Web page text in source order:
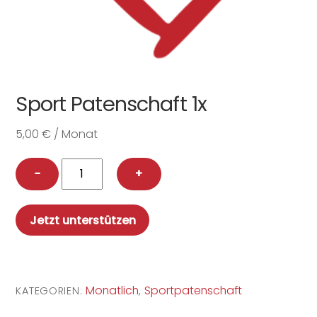
Sport Patenschaft 1x
5,00€ / Monat
−
Sport
Patenschaft
1x
Menge
+
Jetzt unterstützen
KATEGORIEN:Monatlich, Sportpatenschaft